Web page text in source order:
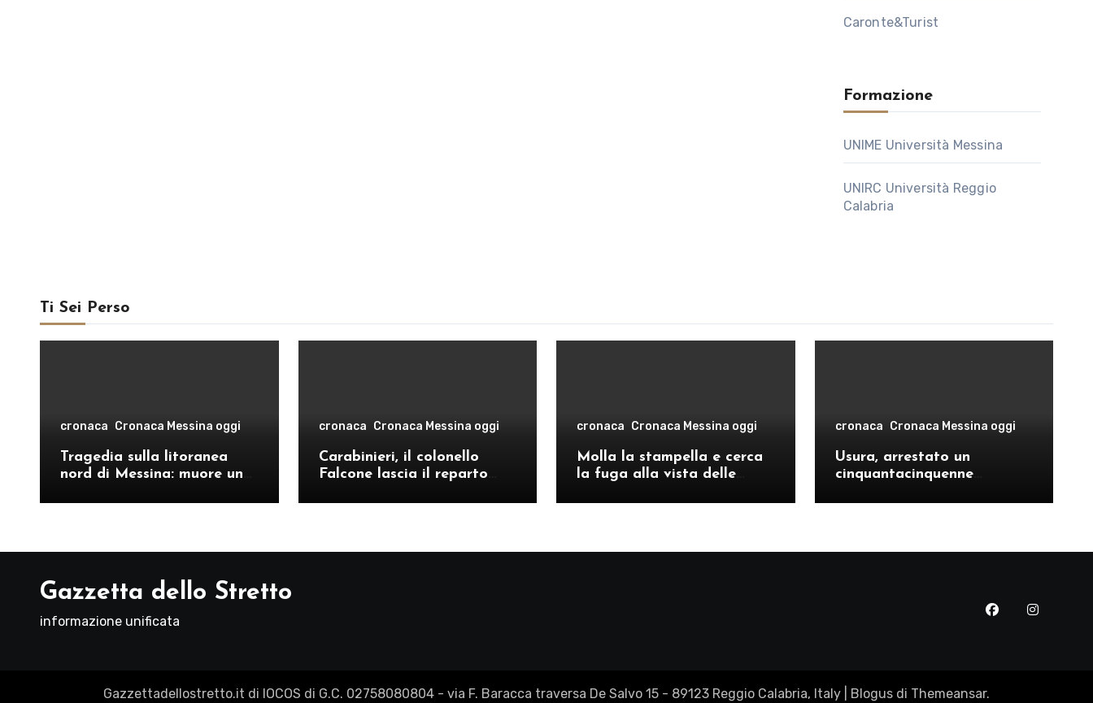
Caronte&Turist
Formazione
UNIME Università Messina
UNIRC Università Reggio
Calabria
Ti Sei Perso
cronaca Cronaca Messina oggi
Tragedia sulla litoranea
nord di Messina: muore un
cronaca Cronaca Messina oggi
Carabinieri, il colonello
Falcone lascia il reparto
comando provinciale di
cronaca Cronaca Messina oggi
Molla la stampella e cerca
la fuga alla vista delle
Re
cronaca Cronaca Messina oggi
Usura, arrestato un
cinquantacinquenne
Gazzetta dello Stretto
informazione unificata
Gazzettadellostretto.it di IOCOS di G.C. 02758080804 - via F. Baracca traversa De Salvo 15 - 89123 Reggio Calabria, Italy Blogus di Themeansar.